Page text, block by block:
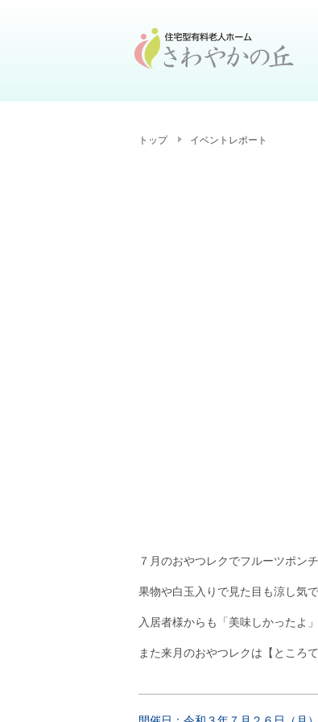
トップ イベントレポート
７月のおやつレクでフルーツポン
果物や白玉入りで見た目も涼し気
入居者様からも「美味しかったよ
また来月のおやつレクは【ところ